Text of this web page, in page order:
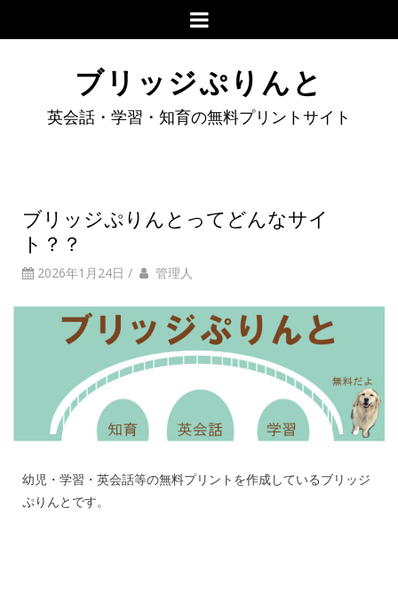
ブリッジぷりんと
英会話・学習・知育の無料プリントサイト
ブリッジぷりんとってどんなサイ
ト？？
2026年1月24日 / 管理人
幼児・学習・英会話等の無料プリントを作成しているブリッジ
ぷりんとです。